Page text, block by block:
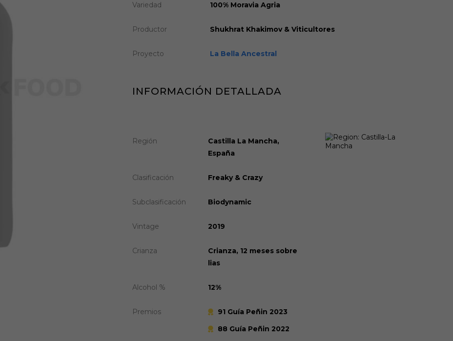
Variedad 100% Moravia Agria
Productor Shukhrat Khakimov & Viticultores
Proyecto La Bella Ancestral
INFORMACIÓN DETALLADA
Región
Castilla La Mancha,
España
Clasificación Freaky & Crazy
Subclasificación Biodynamic
Vintage 2019
Crianza
Crianza, 12 meses sobre
lias
Alcohol % 12%
Premios
91 Guía Peñin 2023
88 Guía Peñin 2022